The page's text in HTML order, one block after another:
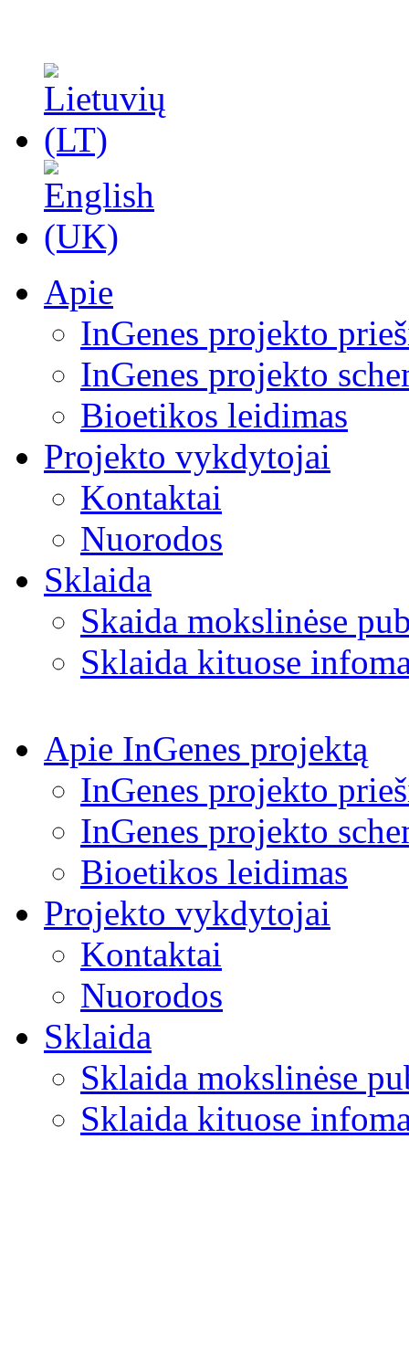
Apie
InGenes projekto
InGenes projekto
Bioetikos leidimas
Projekto vykdytojai
Kontaktai
Nuorodos
Sklaida
Skaida mokslinėse
Sklaida kituose
Apie InGenes projektą
InGenes projekto
InGenes projekto
Bioetikos leidimas
Projekto vykdytojai
Kontaktai
Nuorodos
Sklaida
Sklaida mokslinėse
Sklaida kituose